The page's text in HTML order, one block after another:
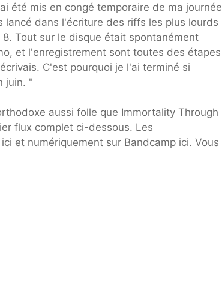
été mis en congé temporaire de ma journée
dans l'écriture des riffs les plus lourds
Tout sur le disque était spontanément
et l'enregistrement sont toutes des étapes
C'est pourquoi je l'ai terminé si
juin. "
aussi folle que Immortality Through
flux complet ci-dessous. Les
et numériquement sur Bandcamp ici. Vous